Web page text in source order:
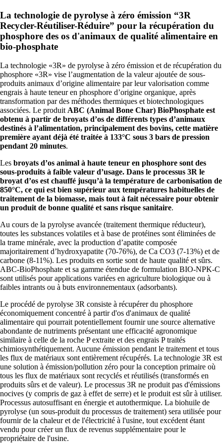
La technologie de pyrolyse à zéro émission “3R
Recycler-Réutiliser-Réduire” pour la récupération du
phosphore des os d'animaux de qualité alimentaire en
bio-phosphate
La technologie «3R» de pyrolyse à zéro émission et de récupération du
phosphore «3R» vise l’augmentation de la valeur ajoutée de sous-
produits animaux d’origine alimentaire par leur valorisation comme
engrais à haute teneur en phosphore d’origine organique, après
transformation par des méthodes thermiques et biotechnologiques
associées. Le produit ABC (Animal Bone Char) BioPhosphate est
obtenu à partir de broyats d’os de différents types d’animaux
destinés à l’alimentation, principalement des bovins, cette matière
première ayant déjà été traitée à 133°C sous 3 bars de pression
pendant 20 minutes.
Les broyats d’os animal à haute teneur en phosphore sont des
sous-produits à faible valeur d’usage. Dans le processus 3R le
broyat d’os est chauffé jusqu’à la température de carbonisation de
850°C, ce qui est bien supérieur aux températures habituelles de
traitement de la biomasse, mais tout à fait nécessaire pour obtenir
un produit de bonne qualité et sans risque sanitaire.
Au cours de la pyrolyse avancée (traitement thermique réducteur),
toutes les substances volatiles et à base de protéines sont éliminées de
la trame minérale, avec la production d’apatite composée
majoritairement d’hydroxyapatite (70-76%), de Ca CO3 (7-13%) et de
carbone (8-11%). Les produits en sortie sont de haute qualité et sûrs.
ABC-BioPhosphate et sa gamme étendue de formulation BIO-NPK-C
sont utilisés pour applications variées en agriculture biologique ou à
faibles intrants ou à buts environnementaux (adsorbants).
Le procédé de pyrolyse 3R consiste à récupérer du phosphore
économiquement concentré à partir d'os d'animaux de qualité
alimentaire qui pourrait potentiellement fournir une source alternative
abondante de nutriments présentant une efficacité agronomique
similaire à celle de la roche P extraite et des engrais P traités
chimiosynthétiquement. Aucune émission pendant le traitement et tous
les flux de matériaux sont entièrement récupérés. La technologie 3R est
une solution à émission/pollution zéro pour la conception primaire où
tous les flux de matériaux sont recyclés et réutilisés (transformés en
produits sûrs et de valeur). Le processus 3R ne produit pas d'émissions
nocives (y compris de gaz à effet de serre) et le produit est sûr à utiliser.
Processus autosuffisant en énergie et autothermique. La biohuile de
pyrolyse (un sous-produit du processus de traitement) sera utilisée pour
fournir de la chaleur et de l'électricité à l'usine, tout excédent étant
vendu pour créer un flux de revenus supplémentaire pour le
propriétaire de l'usine.